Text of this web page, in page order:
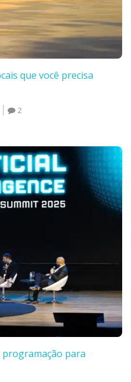
que você precisa
2
programação para